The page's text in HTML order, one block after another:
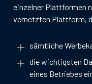
einzelner Plattformen
vernetzten Plattform,
sämtliche
die wichtigsten
eines Betriebes